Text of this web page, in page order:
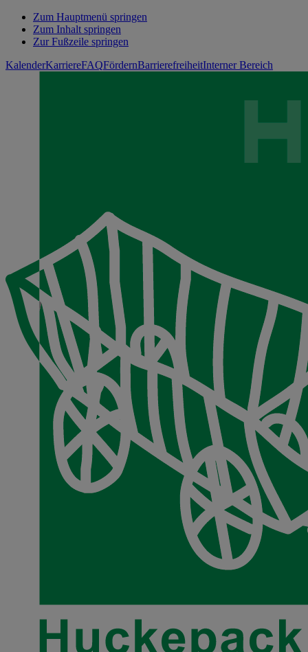
Zum Hauptmenü springen
Zum Inhalt springen
Zur Fußzeile springen
KalenderKarriereFAQFördernBarrierefreiheitInterner Bereich